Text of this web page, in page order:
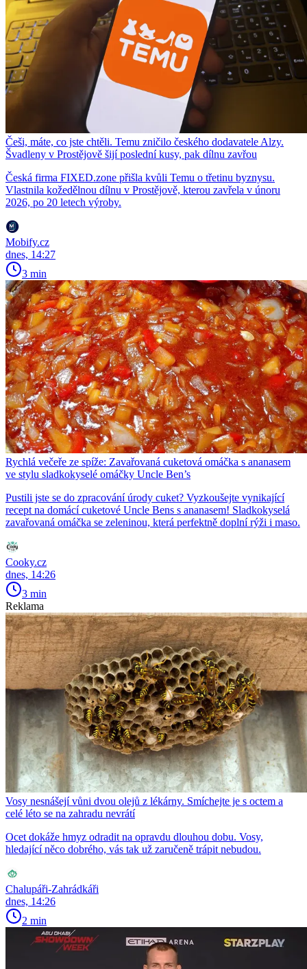
Češi, máte, co jste chtěli. Temu zničilo českého dodavatele Alzy.
Švadleny v Prostějově šijí poslední kusy, pak dílnu zavřou
Česká firma FIXED.zone přišla kvůli Temu o třetinu byznysu.
Vlastnila kožedělnou dílnu v Prostějově, kterou zavřela v únoru
2026, po 20 letech výroby.
Mobify.cz
dnes, 14:27
3 min
Rychlá večeře ze spíže: Zavařovaná cuketová omáčka s ananasem
ve stylu sladkokyselé omáčky Uncle Ben’s
Pustili jste se do zpracování úrody cuket? Vyzkoušejte vynikající
recept na domácí cuketové Uncle Bens s ananasem! Sladkokyselá
zavařovaná omáčka se zeleninou, která perfektně doplní rýži i maso.
Cooky.cz
dnes, 14:26
3 min
Reklama
Vosy nesnášejí vůni dvou olejů z lékárny. Smíchejte je s octem a
celé léto se na zahradu nevrátí
Ocet dokáže hmyz odradit na opravdu dlouhou dobu. Vosy,
hledající něco dobrého, vás tak už zaručeně trápit nebudou.
Chalupáři-Zahrádkáři
dnes, 14:26
2 min